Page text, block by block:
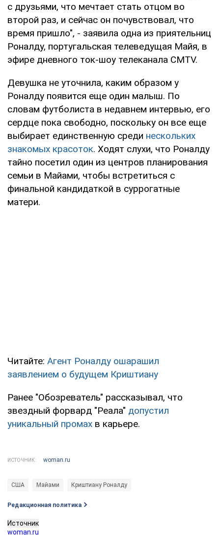
с друзьями, что мечтает стать отцом во
второй раз, и сейчас он почувствовал, что
время пришло", - заявила одна из приятельниц
Роналду, португальская телеведущая Майя, в
эфире дневного ток-шоу телеканала CMTV.
Девушка не уточнила, каким образом у
Роналду появится еще один малыш. По
словам футболиста в недавнем интервью, его
сердце пока свободно, поскольку он все еще
выбирает единственную среди нескольких
знакомых красоток. Ходят слухи, что Роналду
тайно посетил один из центров планирования
семьи в Майами, чтобы встретиться с
финальной кандидаткой в суррогатные
матери.
Читайте: Агент Роналду ошарашил
заявлением о будущем Криштиану
Ранее "Обозреватель" рассказывал, что
звездный форвард "Реала" допустил
уникальный промах в карьере.
ИСТОЧНИК: woman.ru
США Майами Криштиану Роналду
Редакционная политика
Источник
woman.ru